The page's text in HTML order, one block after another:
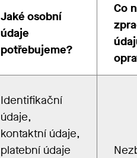
Jaké osobní
údaje
potřebujeme?
Co
Identifikační
údaje,
kontaktní údaje,
platební údaje